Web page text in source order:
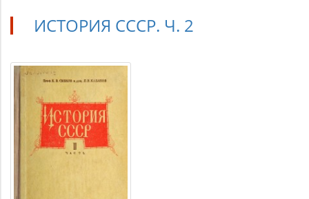
ИСТОРИЯ СССР. Ч. 2